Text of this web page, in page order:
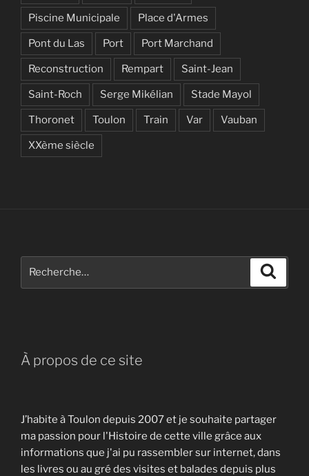
Piscine Municipale Place d'Armes
Pont du Las Port Port Marchand
Reconstruction Rempart Saint-Jean
Saint-Roch Serge Mikélian Stade Mayol
Thoronet Toulon Train Var Vauban
XXème siècle
À propos de ce site
J’habite à Toulon depuis 2007 et je souhaite partager
ma passion pour l'Histoire de cette ville grâce aux
informations que j'ai pu rassembler sur internet, dans
les livres ou au gré des visites et balades depuis plus